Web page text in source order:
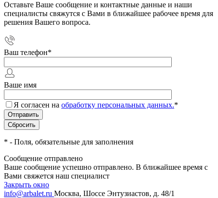
Оставьте Ваше сообщение и контактные данные и наши
специалисты свяжутся с Вами в ближайшее рабочее время для
решения Вашего вопроса.
Ваш телефон*
Ваше имя
Я согласен на обработку персональных данных.*
* - Поля, обязательные для заполнения
Сообщение отправлено
Ваше сообщение успешно отправлено. В ближайшее время с
Вами свяжется наш специалист
Закрыть окно
info@arbalet.ru Москва, Шоссе Энтузиастов, д. 48/1